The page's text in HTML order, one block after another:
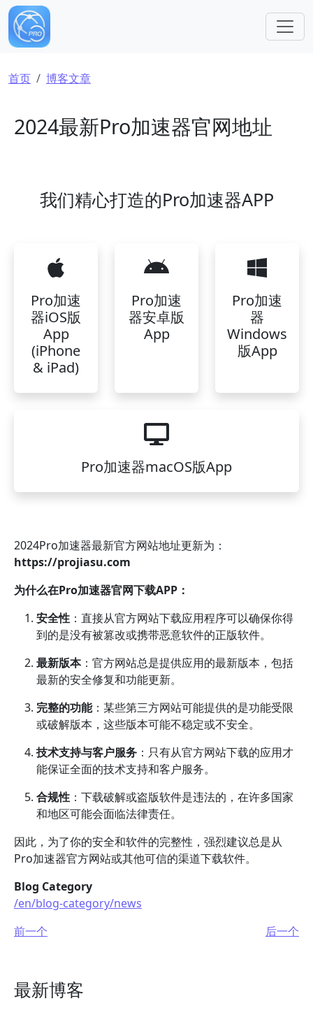
跳转到主要内容
面包屑
首页 博客文章
2024最新Pro加速器官网地址
我们精心打造的Pro加速器APP
Pro加速
器iOS版
App
(iPhone
& iPad)
Pro加速
器安卓版
App
Pro加速
器
Windows
版App
Pro加速器macOS版App
2024Pro加速器最新官方网站地址更新为：
https://projiasu.com
为什么在Pro加速器官网下载APP：
安全性 ：直接从官方网站下载应用程序可以确保你得
到的是没有被篡改或携带恶意软件的正版软件。
最新版本：官方网站总是提供应用的最新版本，包括
最新的安全修复和功能更新。
完整的功能：某些第三方网站可能提供的是功能受限
或破解版本，这些版本可能不稳定或不安全。
技术支持与客户服务 ：只有从官方网站下载的应用才
能保证全面的技术支持和客户服务。
合规性 ：下载破解或盗版软件是违法的，在许多国家
和地区可能会面临法律责任。
因此，为了你的安全和软件的完整性，强烈建议总是从
Pro加速器官方网站或其他可信的渠道下载软件。
Blog Category
/en/blog-category/news
前一个
后一个
最新博客